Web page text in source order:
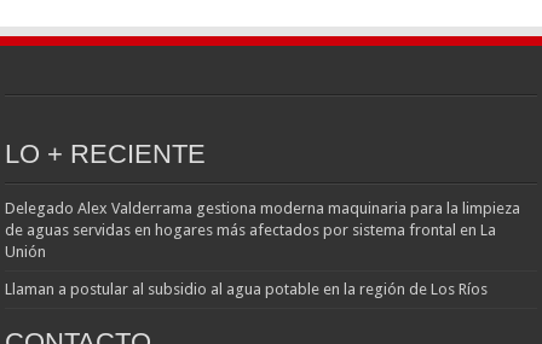
LO + RECIENTE
Delegado Alex Valderrama gestiona moderna maquinaria para la limpieza
de aguas servidas en hogares más afectados por sistema frontal en La
Unión
Llaman a postular al subsidio al agua potable en la región de Los Ríos